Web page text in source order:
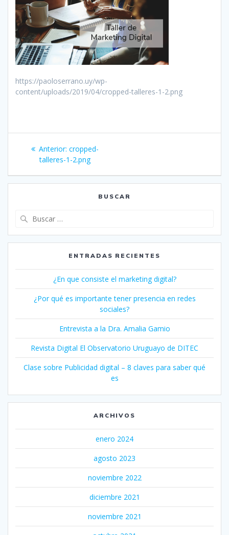
https://paoloserrano.uy/wp-
content/uploads/2019/04/cropped-talleres-1-2.png
Navegación
entradas
Anterior: Entrada
anterior:
cropped-
talleres-1-2.png
BUSCAR
ENTRADAS RECIENTES
¿En que consiste el marketing digital?
¿Por qué es importante tener presencia en redes
sociales?
Entrevista a la Dra. Amalia Gamio
Revista Digital El Observatorio Uruguayo de DITEC
Clase sobre Publicidad digital – 8 claves para saber qué
es
ARCHIVOS
enero 2024
agosto 2023
noviembre 2022
diciembre 2021
noviembre 2021